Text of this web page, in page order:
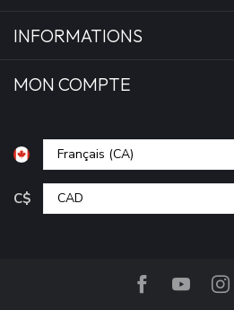
INFORMATIONS
MON COMPTE
C$